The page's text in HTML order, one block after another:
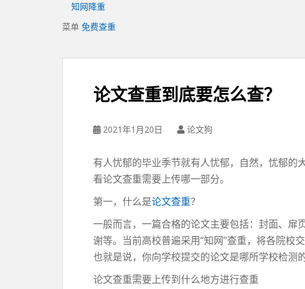
知网降重
菜单 免费查重
论文查重到底要怎么查？
2021年1月20日 论文狗
有人忧郁的毕业季节就有人忧郁，自然，忧郁
看论文查重需要上传哪一部分。
第一，什么是论文查重？
一般而言，一篇合格的论文主要包括：封面、扉
谢等。当前高校普遍采用“知网”查重，将各院校
也就是说，你向学校提交的论文是哪所学校检测的
论文查重需要上传到什么地方进行查重